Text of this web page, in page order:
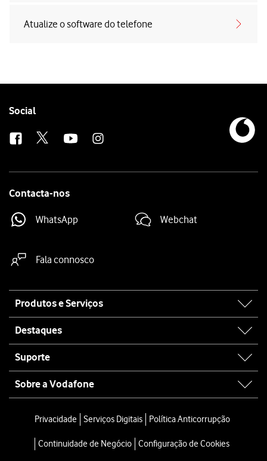
Atualize o software do telefone
Follow
Social
Contacta-nos
WhatsApp Webchat
Fala connosco
map
Produtos e Serviços
Destaques
Suporte
Sobre a Vodafone
Privacidade Serviços Digitais Política Anticorrupção
Continuidade de Negócio Configuração de Cookies